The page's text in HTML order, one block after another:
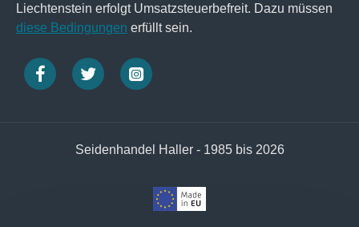
Liechtenstein erfolgt Umsatzsteuerbefreit. Dazu müssen
diese Bedingungen erfüllt sein.
Seidenhandel Haller - 1985 bis 2026